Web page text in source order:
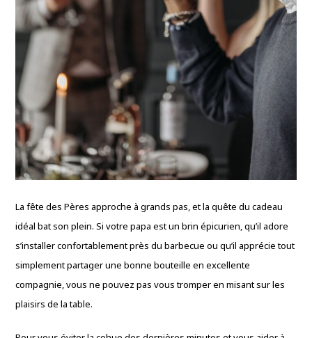
La fête des Pères approche à grands pas, et la quête du cadeau
idéal bat son plein. Si votre papa est un brin épicurien, qu’il adore
s’installer confortablement près du barbecue ou qu’il apprécie tout
simplement partager une bonne bouteille en excellente
compagnie, vous ne pouvez pas vous tromper en misant sur les
plaisirs de la table.